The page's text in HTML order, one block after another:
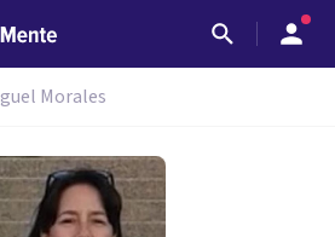
Morales